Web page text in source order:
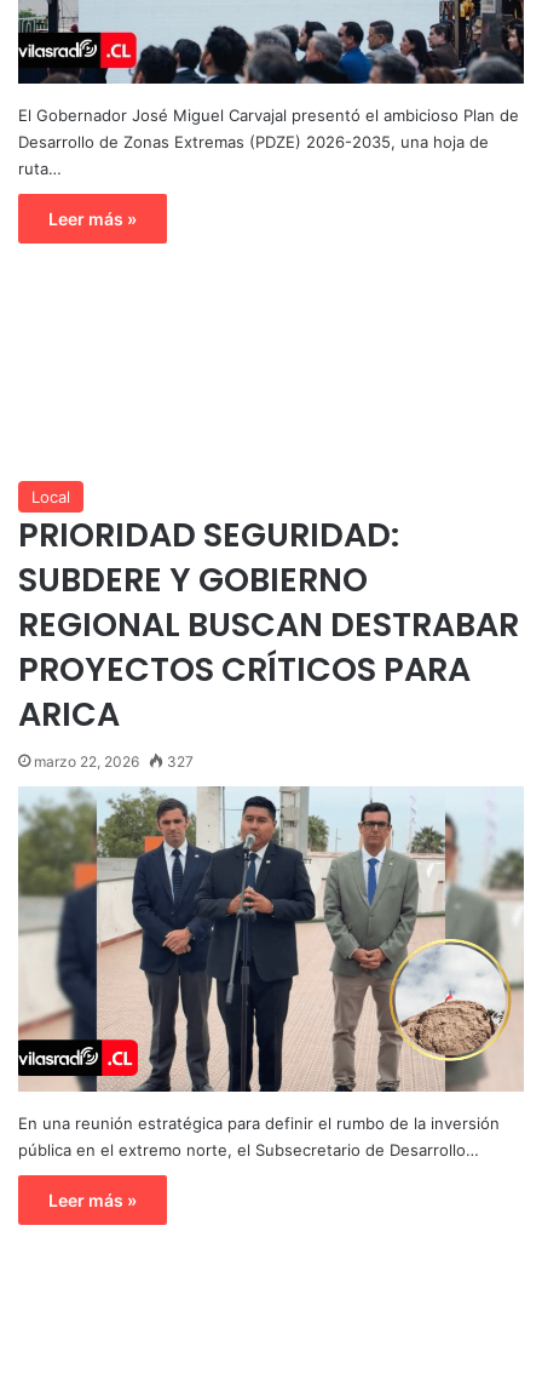
El Gobernador José Miguel Carvajal presentó el ambicioso Plan de
Desarrollo de Zonas Extremas (PDZE) 2026-2035, una hoja de
ruta…
Leer más »
Local
PRIORIDAD SEGURIDAD:
SUBDERE Y GOBIERNO
REGIONAL BUSCAN DESTRABAR
PROYECTOS CRÍTICOS PARA
ARICA
marzo 22, 2026 327
En una reunión estratégica para definir el rumbo de la inversión
pública en el extremo norte, el Subsecretario de Desarrollo…
Leer más »